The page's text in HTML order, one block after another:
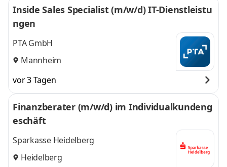
Inside Sales Specialist (m/w/d) IT-Dienstleistu
ngen
PTA GmbH
Mannheim
vor 3 Tagen
Finanzberater (m/w/d) im Individualkundeng
eschäft
Sparkasse Heidelberg
Heidelberg